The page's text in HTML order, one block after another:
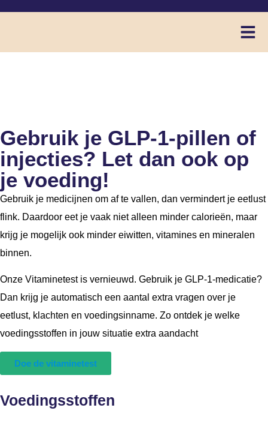
Gebruik je GLP-1-pillen of
injecties? Let dan ook op
je voeding!
Gebruik je medicijnen om af te vallen, dan vermindert je eetlust
flink. Daardoor eet je vaak niet alleen minder calorieën, maar
krijg je mogelijk ook minder eiwitten, vitamines en mineralen
binnen.
Onze Vitaminetest is vernieuwd. Gebruik je GLP-1-medicatie?
Dan krijg je automatisch een aantal extra vragen over je
eetlust, klachten en voedingsinname. Zo ontdek je welke
voedingsstoffen in jouw situatie extra aandacht
Doe de vitaminetest
Voedingsstoffen